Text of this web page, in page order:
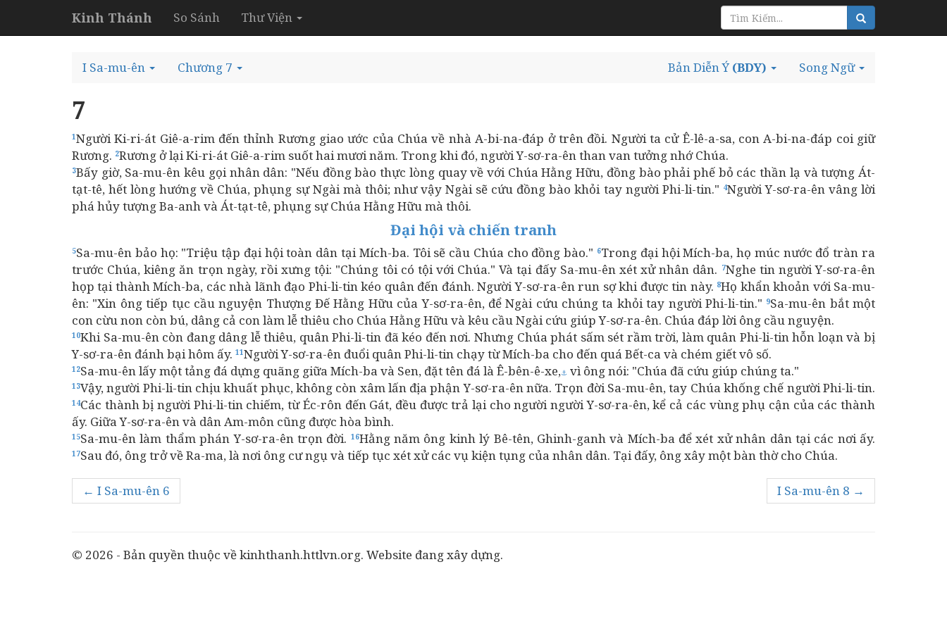
Kinh Thánh So Sánh Thư Viện
I Sa-mu-ên Chương 7 Song Ngữ
Bản Diễn Ý (BDY)
7
1Người Ki-ri-át Giê-a-rim đến thỉnh Rương giao ước của Chúa về nhà A-bi-na-đáp ở trên đồi. Người ta cử Ê-lê-a-sa, con A-bi-na-đáp coi giữ
Rương. 2Rương ở lại Ki-ri-át Giê-a-rim suốt hai mươi năm. Trong khi đó, người Y-sơ-ra-ên than van tưởng nhớ Chúa.
3Bấy giờ, Sa-mu-ên kêu gọi nhân dân: "Nếu đồng bào thực lòng quay về với Chúa Hằng Hữu, đồng bào phải phế bỏ các thần lạ và tượng Át-
tạt-tê, hết lòng hướng về Chúa, phụng sự Ngài mà thôi; như vậy Ngài sẽ cứu đồng bào khỏi tay người Phi-li-tin." 4Người Y-sơ-ra-ên vâng lời
phá hủy tượng Ba-anh và Át-tạt-tê, phụng sự Chúa Hằng Hữu mà thôi.
Đại hội và chiến tranh
5Sa-mu-ên bảo họ: "Triệu tập đại hội toàn dân tại Mích-ba. Tôi sẽ cầu Chúa cho đồng bào." 6Trong đại hội Mích-ba, họ múc nước đổ tràn ra
trước Chúa, kiêng ăn trọn ngày, rồi xưng tội: "Chúng tôi có tội với Chúa." Và tại đấy Sa-mu-ên xét xử nhân dân. 7Nghe tin người Y-sơ-ra-ên
họp tại thành Mích-ba, các nhà lãnh đạo Phi-li-tin kéo quân đến đánh. Người Y-sơ-ra-ên run sợ khi được tin này. 8Họ khẩn khoản với Sa-mu-
ên: "Xin ông tiếp tục cầu nguyện Thượng Đế Hằng Hữu của Y-sơ-ra-ên, để Ngài cứu chúng ta khỏi tay người Phi-li-tin." 9Sa-mu-ên bắt một
con cừu non còn bú, dâng cả con làm lễ thiêu cho Chúa Hằng Hữu và kêu cầu Ngài cứu giúp Y-sơ-ra-ên. Chúa đáp lời ông cầu nguyện.
10Khi Sa-mu-ên còn đang dâng lễ thiêu, quân Phi-li-tin đã kéo đến nơi. Nhưng Chúa phát sấm sét rầm trời, làm quân Phi-li-tin hỗn loạn và bị
Y-sơ-ra-ên đánh bại hôm ấy. 11Người Y-sơ-ra-ên đuổi quân Phi-li-tin chạy từ Mích-ba cho đến quá Bết-ca và chém giết vô số.
12Sa-mu-ên lấy một tảng đá dựng quãng giữa Mích-ba và Sen, đặt tên đá là Ê-bên-ê-xe,⚓ vì ông nói: "Chúa đã cứu giúp chúng ta."
13Vậy, người Phi-li-tin chịu khuất phục, không còn xâm lấn địa phận Y-sơ-ra-ên nữa. Trọn đời Sa-mu-ên, tay Chúa khống chế người Phi-li-tin.
14Các thành bị người Phi-li-tin chiếm, từ Éc-rôn đến Gát, đều được trả lại cho người người Y-sơ-ra-ên, kể cả các vùng phụ cận của các thành
ấy. Giữa Y-sơ-ra-ên và dân Am-môn cũng được hòa bình.
15Sa-mu-ên làm thẩm phán Y-sơ-ra-ên trọn đời. 16Hằng năm ông kinh lý Bê-tên, Ghinh-ganh và Mích-ba để xét xử nhân dân tại các nơi ấy.
17Sau đó, ông trở về Ra-ma, là nơi ông cư ngụ và tiếp tục xét xử các vụ kiện tụng của nhân dân. Tại đấy, ông xây một bàn thờ cho Chúa.
← I Sa-mu-ên 6 I Sa-mu-ên 8 →
© 2026 - Bản quyền thuộc về kinhthanh.httlvn.org. Website đang xây dựng.